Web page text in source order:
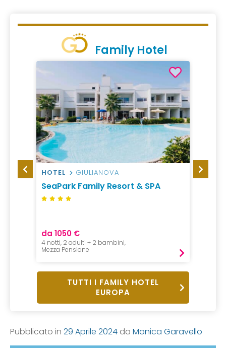
Family Hotel
HOTEL GIULIANOVA
SeaPark Family Resort & SPA
da 1050 €
4 notti, 2 adulti + 2 bambini,
Mezza Pensione
HOTEL
TUTTI I FAMILY HOTEL
EUROPA
Pubblicato in 29 Aprile 2024 da Monica Garavello